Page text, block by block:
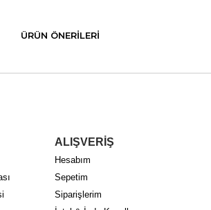
ÜRÜN ÖNERILERI
ALIŞVERİŞ
Hesabım
Sepetim
Siparişlerim